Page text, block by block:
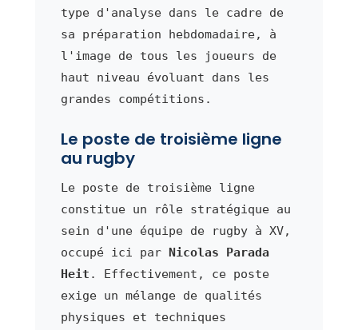
type d'analyse dans le cadre de
sa préparation hebdomadaire, à
l'image de tous les joueurs de
haut niveau évoluant dans les
grandes compétitions.
Le poste de troisième ligne
au rugby
Le poste de troisième ligne
constitue un rôle stratégique au
sein d'une équipe de rugby à XV,
occupé ici par Nicolas Parada
Heit . Effectivement, ce poste
exige un mélange de qualités
physiques et techniques